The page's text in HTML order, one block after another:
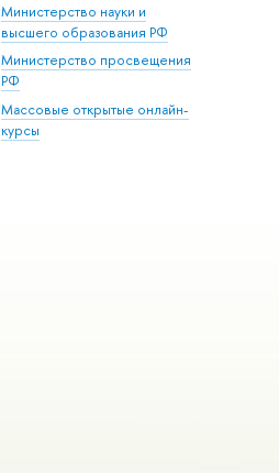
Министерство науки и
высшего образования РФ
Министерство просвещения
РФ
Массовые открытые онлайн-
курсы